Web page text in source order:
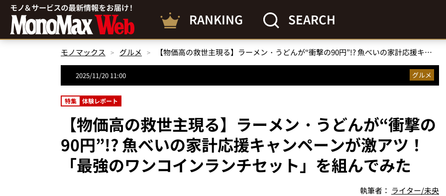
RANKING SEARCH
モノマックス グルメ 【物価高の救世主現る】ラーメン・うどんが“衝撃の90円”!? 魚べいの家計応援キャンペーンが激アツ！「最強のワンコインランチセット」を組んでみた
2025/11/20 11:00 グルメ
特集 体験レポート
【物価高の救世主現る】ラーメン・うどんが“衝撃の
90円”!? 魚べいの家計応援キャンペーンが激アツ！
「最強のワンコインランチセット」を組んでみた
執筆者： ライター/未央